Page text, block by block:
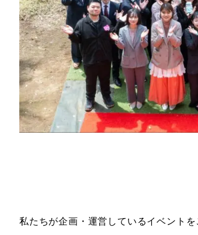
私たちが企画・運営しているイベントを